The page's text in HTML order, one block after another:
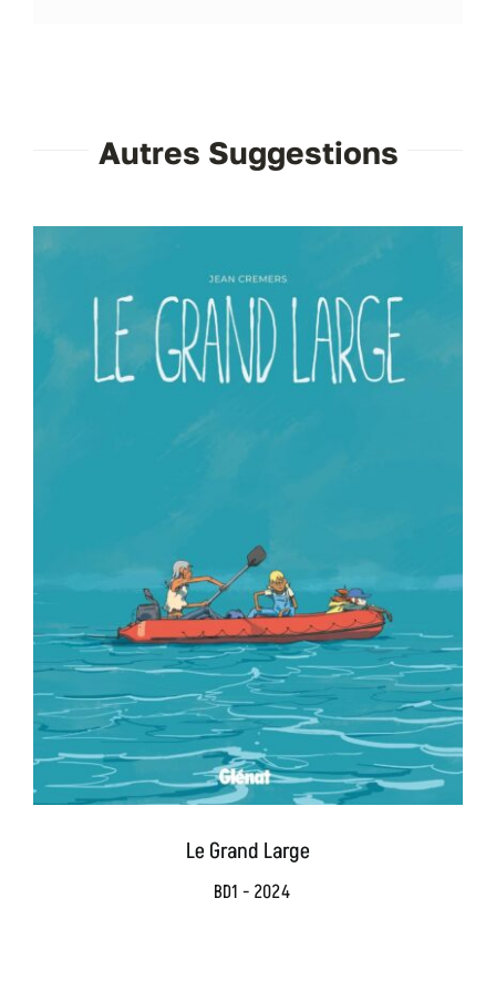
Autres Suggestions
Le Grand Large
BD1 - 2024